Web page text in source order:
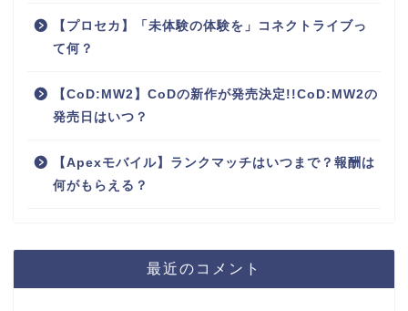
【プロセカ】「未体験の体験を」コネクトライブっ
て何？
【CoD:MW2】CoDの新作が発売決定!!CoD:MW2の
発売日はいつ？
【Apexモバイル】ランクマッチはいつまで？報酬は
何がもらえる？
最近のコメント